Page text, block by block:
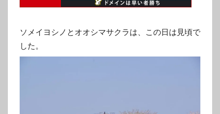
ソメイヨシノとオオシマサクラは、この日は見頃で
した。